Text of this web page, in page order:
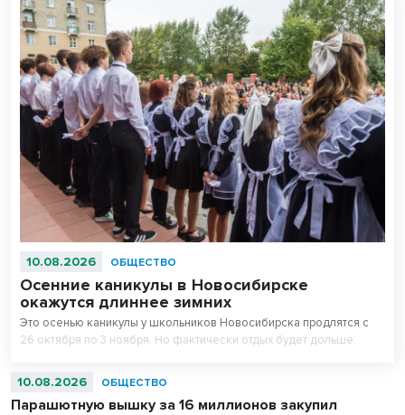
10.08.2026 ОБЩЕСТВО
Осенние каникулы в Новосибирске
окажутся длиннее зимних
Это осенью каникулы у школьников Новосибирска продлятся с
26 октября по 3 ноября. Но фактически отдых будет дольше.
10.08.2026 ОБЩЕСТВО
Парашютную вышку за 16 миллионов закупил